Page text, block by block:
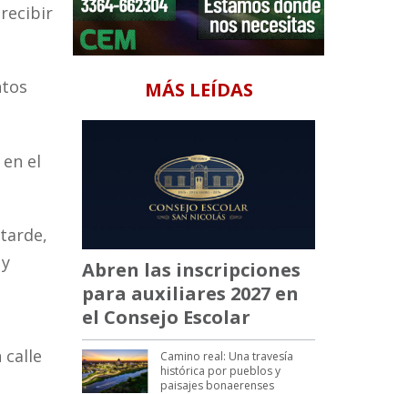
recibir
el
calle
MÁS LEÍDAS
Abren las inscripciones
para auxiliares 2027 en
el Consejo Escolar
Camino real: Una travesía
histórica por pueblos y
paisajes bonaerenses